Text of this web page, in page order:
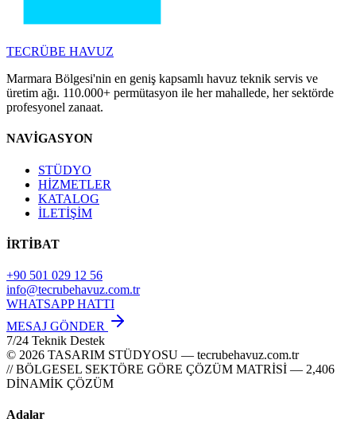
TECRÜBE HAVUZ
Marmara Bölgesi'nin en geniş kapsamlı havuz teknik servis ve
üretim ağı. 110.000+ permütasyon ile her mahallede, her sektörde
profesyonel zanaat.
NAVİGASYON
STÜDYO
HİZMETLER
KATALOG
İLETİŞİM
İRTİBAT
+90 501 029 12 56
info@tecrubehavuz.com.tr
WHATSAPP HATTI
MESAJ GÖNDER
7/24 Teknik Destek
© 2026 TASARIM STÜDYOSU — tecrubehavuz.com.tr
// BÖLGESEL SEKTÖRE GÖRE ÇÖZÜM MATRİSİ — 2,406
DİNAMİK ÇÖZÜM
Adalar